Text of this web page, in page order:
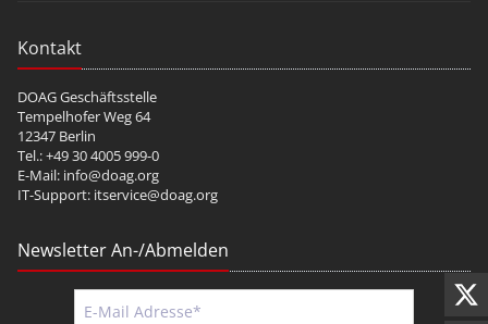
Kontakt
DOAG Geschäftsstelle
Tempelhofer Weg 64
12347 Berlin
Tel.: +49 30 4005 999-0
E-Mail: info@doag.org
IT-Support: itservice@doag.org
Newsletter An-/Abmelden